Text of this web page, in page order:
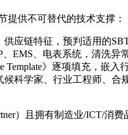
提供不可替代的技术支撑：
应链特征，预判适用的
EMS、电表系统，清洗异
Template》逐项填充，嵌
候科学家、行业工程师、
）且拥有制造业/ICT/消